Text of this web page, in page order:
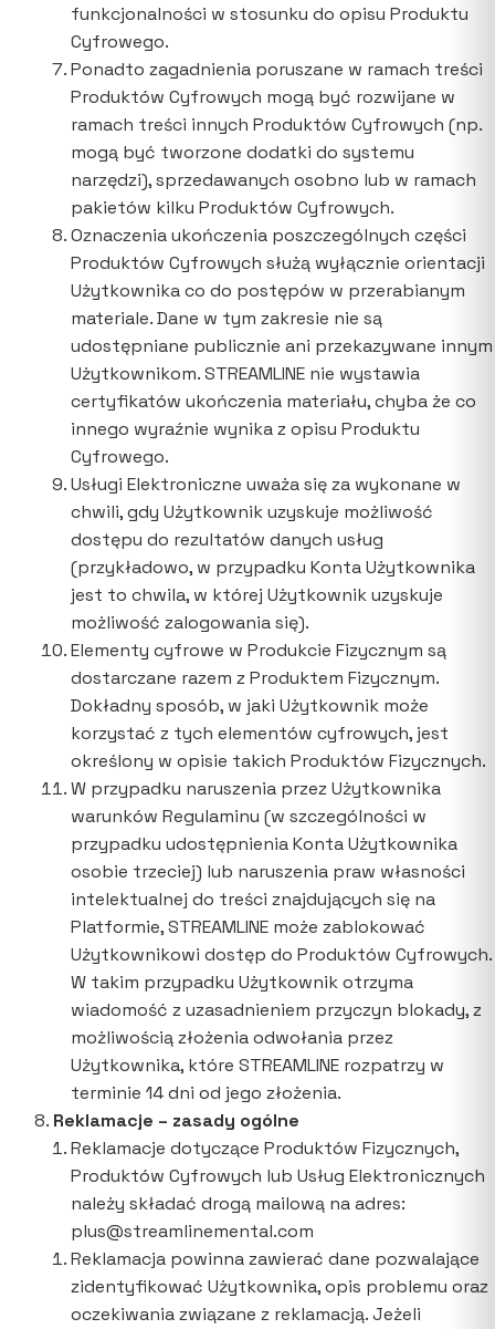
funkcjonalności w stosunku do opisu Produktu
Cyfrowego.
Ponadto zagadnienia poruszane w ramach treści
Produktów Cyfrowych mogą być rozwijane w
ramach treści innych Produktów Cyfrowych (np.
mogą być tworzone dodatki do systemu
narzędzi), sprzedawanych osobno lub w ramach
pakietów kilku Produktów Cyfrowych.
Oznaczenia ukończenia poszczególnych części
Produktów Cyfrowych służą wyłącznie orientacji
Użytkownika co do postępów w przerabianym
materiale. Dane w tym zakresie nie są
udostępniane publicznie ani przekazywane innym
Użytkownikom. STREAMLINE nie wystawia
certyfikatów ukończenia materiału, chyba że co
innego wyraźnie wynika z opisu Produktu
Cyfrowego.
Usługi Elektroniczne uważa się za wykonane w
chwili, gdy Użytkownik uzyskuje możliwość
dostępu do rezultatów danych usług
(przykładowo, w przypadku Konta Użytkownika
jest to chwila, w której Użytkownik uzyskuje
możliwość zalogowania się).
Elementy cyfrowe w Produkcie Fizycznym są
dostarczane razem z Produktem Fizycznym.
Dokładny sposób, w jaki Użytkownik może
korzystać z tych elementów cyfrowych, jest
określony w opisie takich Produktów Fizycznych.
W przypadku naruszenia przez Użytkownika
warunków Regulaminu (w szczególności w
przypadku udostępnienia Konta Użytkownika
osobie trzeciej) lub naruszenia praw własności
intelektualnej do treści znajdujących się na
Platformie, STREAMLINE może zablokować
Użytkownikowi dostęp do Produktów Cyfrowych.
W takim przypadku Użytkownik otrzyma
wiadomość z uzasadnieniem przyczyn blokady, z
możliwością złożenia odwołania przez
Użytkownika, które STREAMLINE rozpatrzy w
terminie 14 dni od jego złożenia.
Reklamacje – zasady ogólne
Reklamacje dotyczące Produktów Fizycznych,
Produktów Cyfrowych lub Usług Elektronicznych
należy składać drogą mailową na adres:
plus@streamlinemental.com
Reklamacja powinna zawierać dane pozwalające
zidentyfikować Użytkownika, opis problemu oraz
oczekiwania związane z reklamacją. Jeżeli